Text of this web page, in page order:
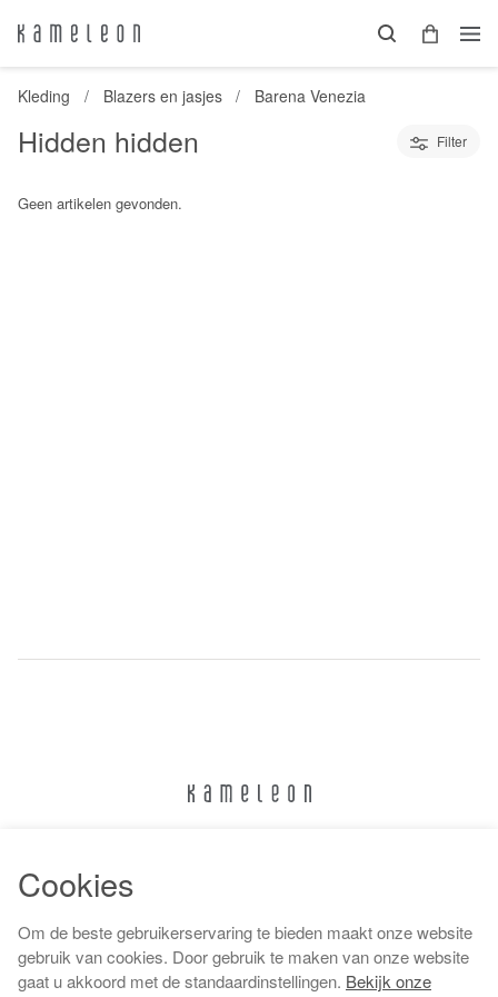
Kleding Blazers en jasjes Barena Venezia
Hidden hidden Filter
Geen artikelen gevonden.
Algemene voorwaarden
Cookies
Om de beste gebruikerservaring te bieden maakt onze website
gebruik van cookies. Door gebruik te maken van onze website
gaat u akkoord met de standaardinstellingen. Bekijk onze